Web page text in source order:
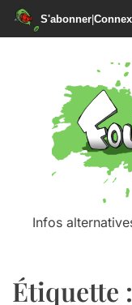
S'abonner|
Infos
Étiquette :